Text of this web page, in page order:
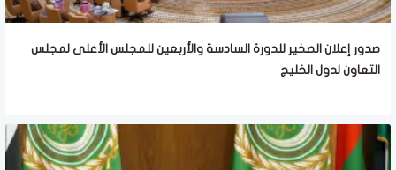
صدور إعلان الصخير للدورة السادسة والأربعين للمجلس الأعلى لمجلس
التعاون لدول الخليج